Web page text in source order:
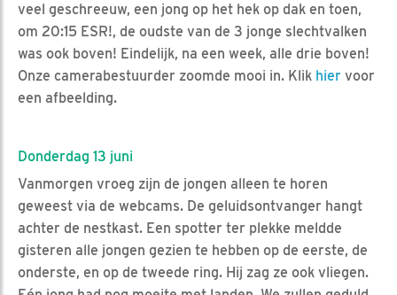
veel geschreeuw, een jong op het hek op dak en toen,
om 20:15 ESR!, de oudste van de 3 jonge slechtvalken
was ook boven! Eindelijk, na een week, alle drie boven!
Onze camerabestuurder zoomde mooi in. Klik hier voor
een afbeelding.
Donderdag 13 juni
Vanmorgen vroeg zijn de jongen alleen te horen
geweest via de webcams. De geluidsontvanger hangt
achter de nestkast. Een spotter ter plekke meldde
gisteren alle jongen gezien te hebben op de eerste, de
onderste, en op de tweede ring. Hij zag ze ook vliegen.